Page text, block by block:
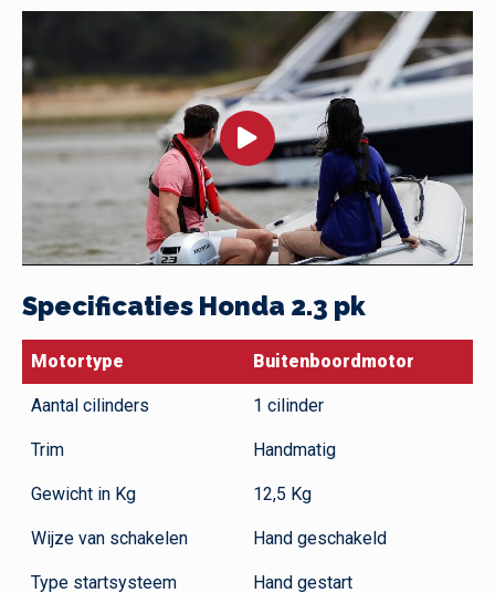
Specificaties Honda 2.3 pk
Motortype Buitenboordmotor
Aantal cilinders 1 cilinder
Trim Handmatig
Gewicht in Kg 12,5 Kg
Wijze van schakelen Hand geschakeld
Type startsysteem Hand gestart